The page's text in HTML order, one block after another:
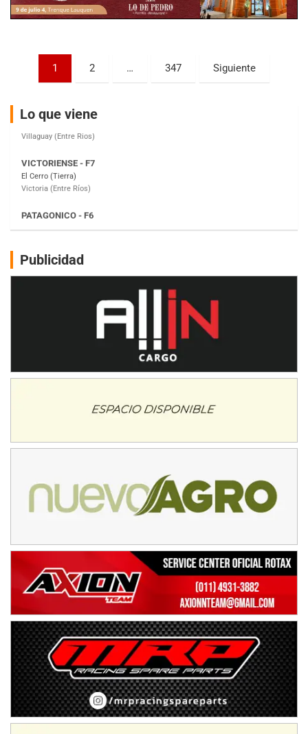
Paginación
entradas
1 2 … 347 Siguiente
Lo que viene
Ciudad de Trenque Lauquen (Asfalto)
Trenque Lauquen (Buenos Aires)
Villaguay (Entre Ríos)
El Cerro (Tierra)
Victoria (Entre Ríos)
Moto Club Reginense (Tierra)
Gral. E. Godoy (Río Negro)
Juventud Unida (Tierra)
Humboldt (Santa Fe)
NORESTE SANTAFESINO - F6
SUR SANTAFESINO - F4
Juan Navarro (Asfalto)
COBERTURA ESPECIAL DE E-KART.COM.AR
IAME SERIES ARGENTINA 6
Ciudad de Trenque Lauquen (Asfalto)
ENTRERRIANO - F6 (POSTERGADA)
Parque de la Velocidad (Asfalto)
Villaguay (Entre Ríos)
El Cerro (Tierra)
Victoria (Entre Ríos)
PATAGONICO - F6
Moto Club Reginense (Tierra)
Gral. E. Godoy (Río Negro)
CSK - F7
Juventud Unida (Tierra)
Publicidad